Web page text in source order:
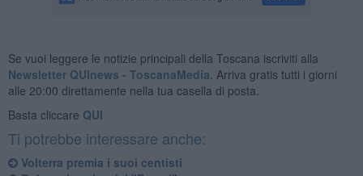
Se vuoi leggere le notizie principali della Toscana iscriviti alla
Newsletter QUInews - ToscanaMedia. Arriva gratis tutti i giorni
alle 20:00 direttamente nella tua casella di posta.
Basta cliccare QUI
Ti potrebbe interessare anche:
Volterra premia i suoi centisti